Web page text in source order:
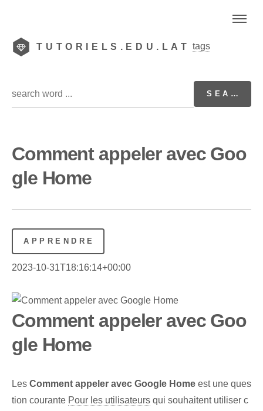
TUTORIELS.EDU.LAT tags
Comment appeler avec Goo
gle Home
APPRENDRE
2023-10-31T18:16:14+00:00
Comment appeler avec Goo
gle Home
Les Comment appeler avec Google ⁤Home est une ques
tion courante Pour les utilisateurs qui souhaitent utiliser c